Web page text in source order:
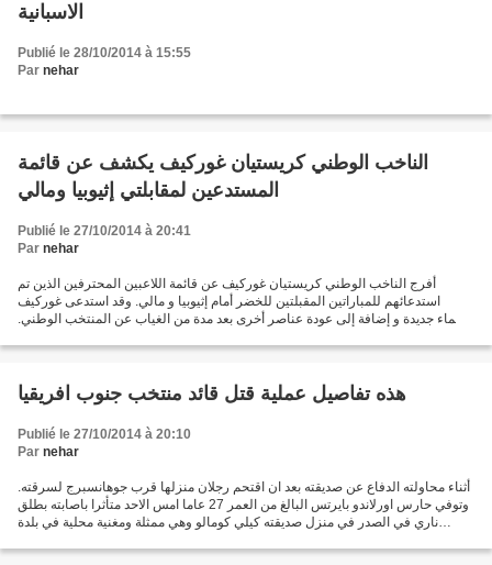
الاسبانية
Publié le 28/10/2014 à 15:55
Par nehar
الناخب الوطني كريستيان غوركيف يكشف عن قائمة
المستدعين لمقابلتي إثيوبيا ومالي
Publié le 27/10/2014 à 20:41
Par nehar
أفرج الناخب الوطني كريستيان غوركيف عن قائمة اللاعبين المحترفين الذين تم
استدعائهم للمباراتين المقبلتين للخضر أمام إثيوبيا و مالي. وقد استدعى غوركيف
أسماء جديدة و إضافة إلى عودة عناصر أخرى بعد مدة من الغياب عن المنتخب الوطني.
هذه تفاصيل عملية قتل قائد منتخب جنوب افريقيا
Publié le 27/10/2014 à 20:10
Par nehar
أثناء محاولته الدفاع عن صديقته بعد ان اقتحم رجلان منزلها قرب جوهانسبرج لسرقته.
وتوفي حارس اورلاندو بايرتس البالغ من العمر 27 عاما امس الاحد متأثرا باصابته بطلق
ناري في الصدر في منزل صديقته كيلي كومالو وهي ممثلة ومغنية محلية في بلدة